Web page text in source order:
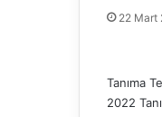
22 Mart
Tanıma
2022